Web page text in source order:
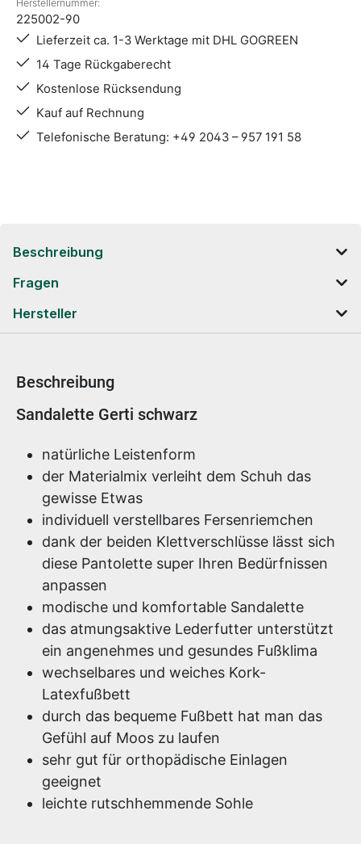
Herstellernummer:
225002-90
Lieferzeit ca. 1-3 Werktage mit DHL GOGREEN
14 Tage Rückgaberecht
Kostenlose Rücksendung
Kauf auf Rechnung
Telefonische Beratung: +49 2043 – 957 191 58
Beschreibung
Fragen
Hersteller
Beschreibung
Produktinformationen
Sandalette Gerti schwarz
natürliche Leistenform
der Materialmix verleiht dem Schuh das
gewisse Etwas
individuell verstellbares Fersenriemchen
dank der beiden Klettverschlüsse lässt sich
diese Pantolette super Ihren Bedürfnissen
anpassen
modische und komfortable Sandalette
das atmungsaktive Lederfutter unterstützt
ein angenehmes und gesundes Fußklima
wechselbares und weiches Kork-
Latexfußbett
durch das bequeme Fußbett hat man das
Gefühl auf Moos zu laufen
sehr gut für orthopädische Einlagen
geeignet
leichte rutschhemmende Sohle